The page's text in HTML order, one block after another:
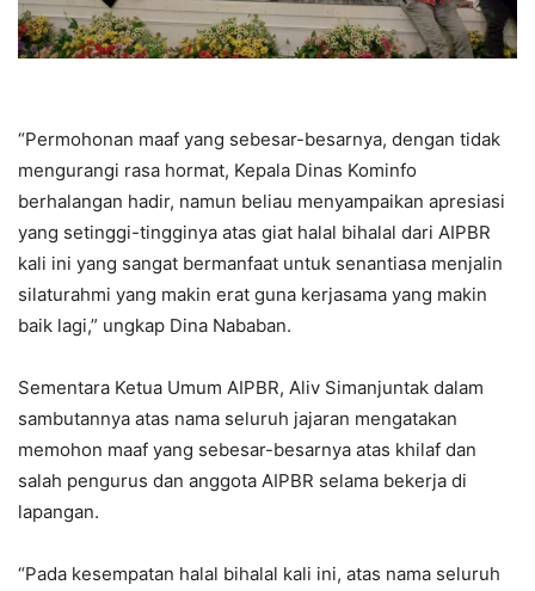
“Permohonan maaf yang sebesar-besarnya, dengan tidak
mengurangi rasa hormat, Kepala Dinas Kominfo
berhalangan hadir, namun beliau menyampaikan apresiasi
yang setinggi-tingginya atas giat halal bihalal dari AIPBR
kali ini yang sangat bermanfaat untuk senantiasa menjalin
silaturahmi yang makin erat guna kerjasama yang makin
baik lagi,” ungkap Dina Nababan.
Sementara Ketua Umum AIPBR, Aliv Simanjuntak dalam
sambutannya atas nama seluruh jajaran mengatakan
memohon maaf yang sebesar-besarnya atas khilaf dan
salah pengurus dan anggota AIPBR selama bekerja di
lapangan.
“Pada kesempatan halal bihalal kali ini, atas nama seluruh